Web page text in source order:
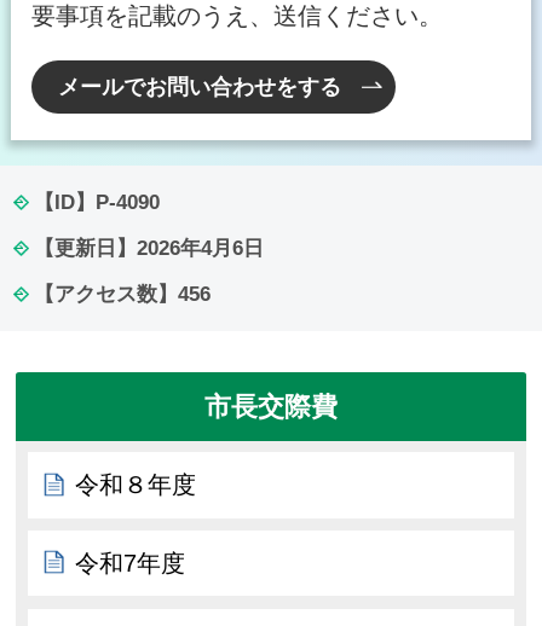
要事項を記載のうえ、送信ください。
メールでお問い合わせをする
【ID】 P-4090
【更新日】 2026年4月6日
【アクセス数】 456
市長交際費
令和８年度
令和7年度